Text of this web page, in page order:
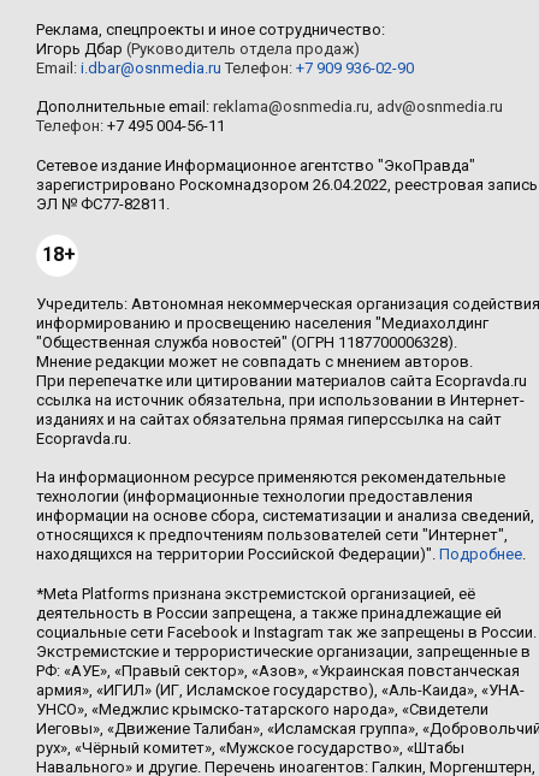
Реклама, спецпроекты и иное сотрудничество:
Игорь Дбар (Руководитель отдела продаж)
Email: i.dbar@osnmedia.ru Телефон: +7 909 936-02-90
Дополнительные email: reklama@osnmedia.ru, adv@osnmedia.ru
Телефон: +7 495 004-56-11
Сетевое издание Информационное агентство "ЭкоПравда"
зарегистрировано Роскомнадзором 26.04.2022, реестровая запись
ЭЛ № ФС77-82811.
18+
Учредитель: Автономная некоммерческая организация содействия
информированию и просвещению населения "Медиахолдинг
"Общественная служба новостей" (ОГРН 1187700006328).
Мнение редакции может не совпадать с мнением авторов.
При перепечатке или цитировании материалов сайта Ecopravda.ru
ссылка на источник обязательна, при использовании в Интернет-
изданиях и на сайтах обязательна прямая гиперссылка на сайт
Ecopravda.ru.
На информационном ресурсе применяются рекомендательные
технологии (информационные технологии предоставления
информации на основе сбора, систематизации и анализа сведений,
относящихся к предпочтениям пользователей сети "Интернет",
находящихся на территории Российской Федерации)". Подробнее.
*Meta Platforms признана экстремистской организацией, её
деятельность в России запрещена, а также принадлежащие ей
социальные сети Facebook и Instagram так же запрещены в России.
Экстремистские и террористические организации, запрещенные в
РФ: «АУЕ», «Правый сектор», «Азов», «Украинская повстанческая
армия», «ИГИЛ» (ИГ, Исламское государство), «Аль-Каида», «УНА-
УНСО», «Меджлис крымско-татарского народа», «Свидетели
Иеговы», «Движение Талибан», «Исламская группа»,
рух», «Чёрный комитет», «Мужское государство», «Штабы
Навального» и другие. Перечень иноагентов: Галкин, Моргенштерн,